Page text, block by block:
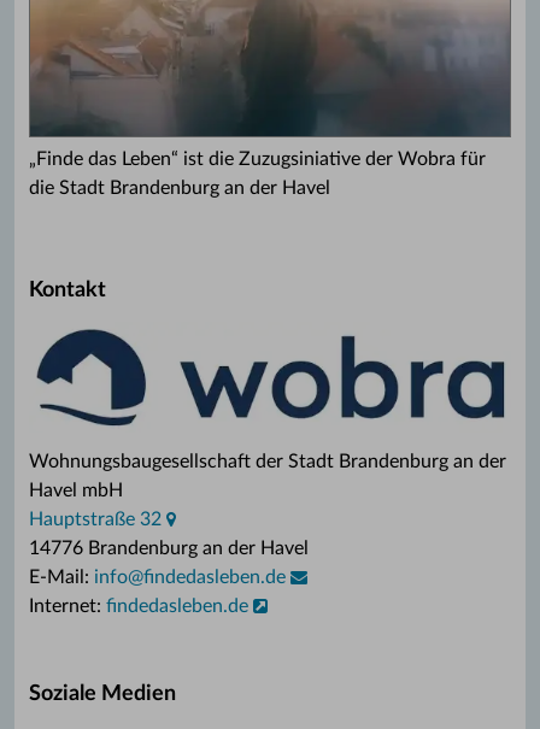
„Finde das Leben“ ist die Zuzugsiniative der Wobra für
die Stadt Brandenburg an der Havel
Kontakt
Wohnungsbaugesellschaft der Stadt Brandenburg an der
Havel mbH
Hauptstraße 32
14776 Brandenburg an der Havel
E-Mail: info@findedasleben.de
Internet: findedasleben.de
Soziale Medien